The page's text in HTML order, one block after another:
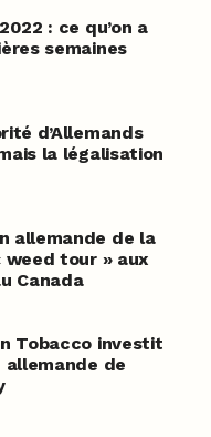
: ce qu’on a
semaines
d’Allemands
la légalisation
allemande de la
weed tour » aux
Canada
Tobacco investit
de